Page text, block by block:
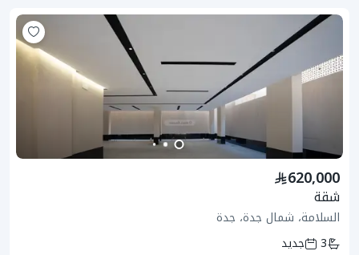
620,000
شقة
السلامة، شمال جدة، جدة
3
جديد